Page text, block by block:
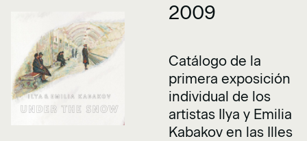
2009
Catálogo de la
primera exposición
individual de los
artistas Ilya y Emilia
Kabakov en las Illes